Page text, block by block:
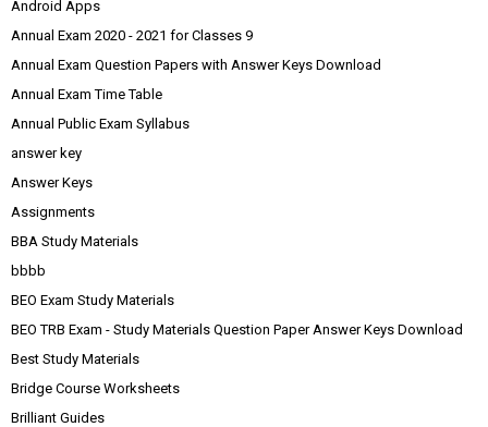
Android Apps
Annual Exam 2020 - 2021 for Classes 9
Annual Exam Question Papers with Answer Keys Download
Annual Exam Time Table
Annual Public Exam Syllabus
answer key
Answer Keys
Assignments
BBA Study Materials
bbbb
BEO Exam Study Materials
BEO TRB Exam - Study Materials Question Paper Answer Keys Download
Best Study Materials
Bridge Course Worksheets
Brilliant Guides